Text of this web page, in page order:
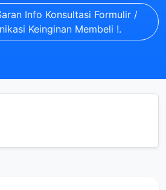
Info Konsultasi Formulir /
Keinginan Membeli !.